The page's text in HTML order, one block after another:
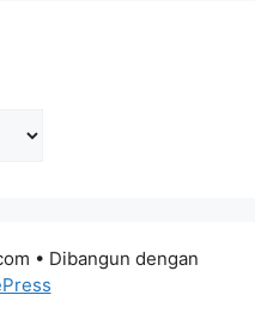
• Dibangun dengan